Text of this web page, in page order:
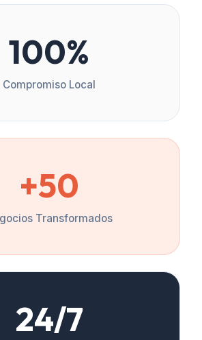
100%
Compromiso Local
+50
Transformados
24/7